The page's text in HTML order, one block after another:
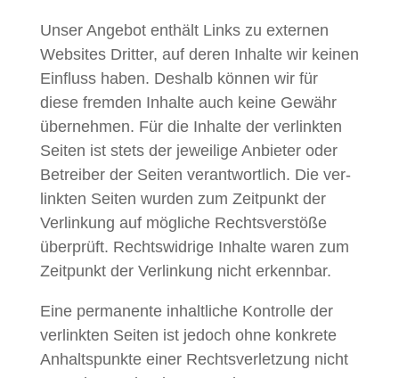
Unser Ange­bot enthält Links zu exter­nen
Web­sites Drit­ter, auf deren Inhalte wir keinen
Ein­fluss haben. Deshalb kön­nen wir für
diese frem­den Inhalte auch keine Gewähr
übernehmen. Für die Inhalte der ver­link­ten
Seit­en ist stets der jew­eilige Anbi­eter oder
Betreiber der Seit­en ver­ant­wortlich. Die ver­
link­ten Seit­en wur­den zum Zeit­punkt der
Ver­linkung auf mögliche Rechtsver­stöße
über­prüft. Rechtswidrige Inhalte waren zum
Zeit­punkt der Ver­linkung nicht erkennbar.
Eine per­ma­nente inhaltliche Kon­trolle der
ver­link­ten Seit­en ist jedoch ohne konkrete
Anhalt­spunk­te ein­er Rechtsver­let­zung nicht